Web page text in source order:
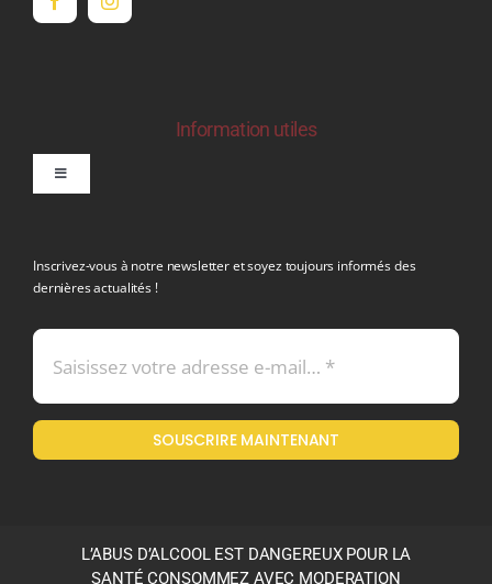
Information utiles
Toggle
Mentions légales
Politique en matière de remboursements et de retours
Inscrivez-vous à notre newsletter et soyez toujours informés des
dernières actualités !
SOUSCRIRE MAINTENANT
L’ABUS D’ALCOOL EST DANGEREUX POUR LA
SANTÉ CONSOMMEZ AVEC MODERATION